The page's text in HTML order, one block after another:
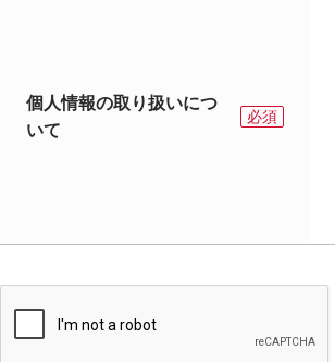
個人情報の取り扱いにつ
いて